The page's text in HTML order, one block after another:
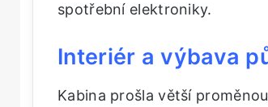
spotřební elektroniky.
Interiér a výbava
Kabina prošla větší